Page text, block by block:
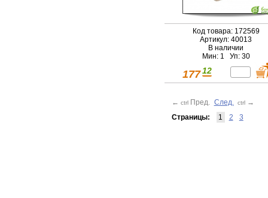
Код товара: 172569
Артикул: 40013
В наличии
Мин: 1 Уп: 30
177 12
← ctrl Пред. След. ctrl →
Страницы:
1 2 3